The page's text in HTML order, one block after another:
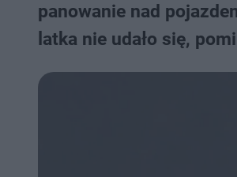
panowanie nad
latka nie udało się,